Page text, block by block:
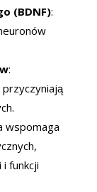
(BDNF):
:
wspomaga
i funkcji